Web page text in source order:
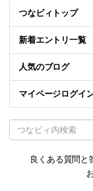
つなビィトップ
新着エントリ一覧
人気のブログ
マイページログイ
良くある質問と